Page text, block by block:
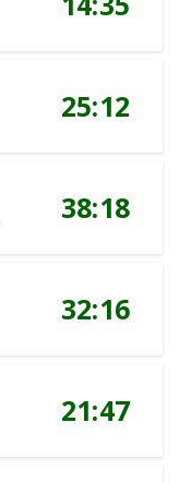
25:12
38:18
32:16
21:47